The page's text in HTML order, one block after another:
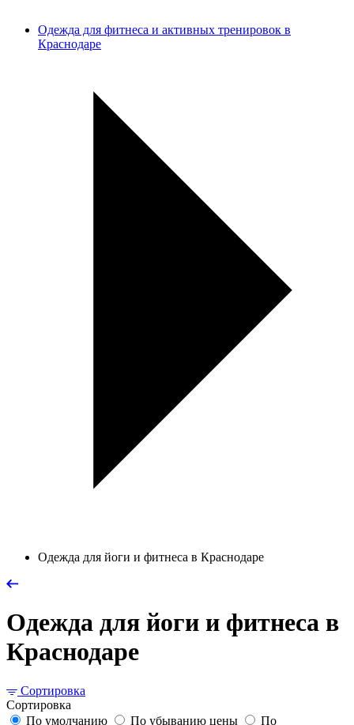
Одежда для фитнеса и активных тренировок в
Краснодаре
Одежда для йоги и фитнеса в Краснодаре
Одежда для йоги и фитнеса в
Краснодаре
Сортировка
Сортировка
По умолчанию
По убыванию цены По